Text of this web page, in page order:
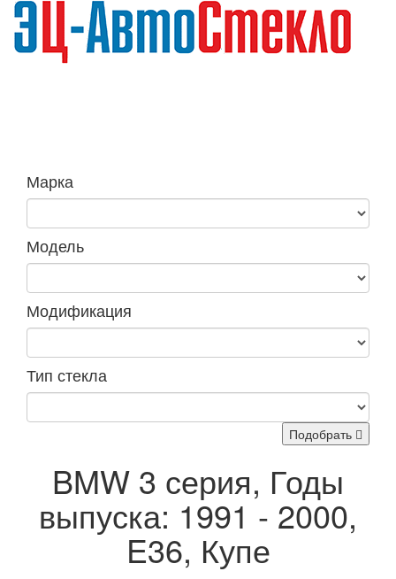
Марка
Модель
Модификация
Тип стекла
Подобрать
BMW 3 серия, Годы
выпуска: 1991 - 2000,
E36, Купе